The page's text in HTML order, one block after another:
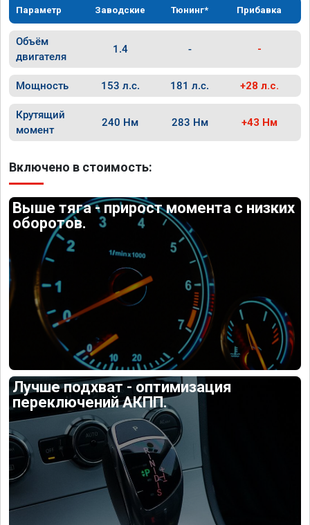
Параметр Заводские Тюнинг* Прибавка
Объём
двигателя
1.4 - -
Мощность 153 л.с. 181 л.с. +28 л.с.
Крутящий
момент
240 Нм 283 Нм +43 Нм
Включено в стоимость:
Выше тяга - прирост момента с низких
оборотов.
Лучше подхват - оптимизация
переключений АКПП.